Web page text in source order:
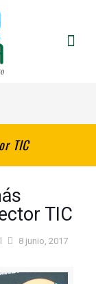
TIC
TIC
8 junio, 2017